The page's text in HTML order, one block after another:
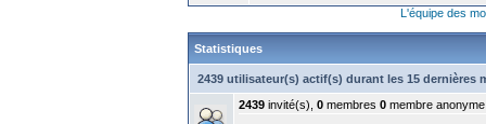
L'équipe des
Statistiques
2439 utilisateur(s) actif(s) durant les 15 dernières
2439 invité(s), 0 membres 0 membre anonyme